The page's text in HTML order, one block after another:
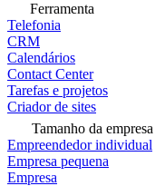
Ferramenta
Telefonia
CRM
Calendários
Contact Center
Tarefas e projetos
Criador de sites
Tamanho da empresa
Empreendedor individual
Empresa pequena
Empresa